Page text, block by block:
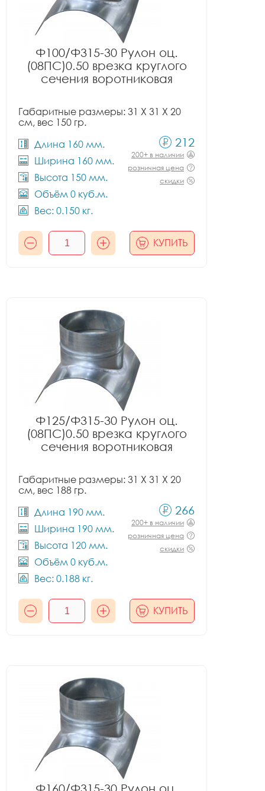
Ф100/Ф315-30 Рулон оц.
(08ПС)0.50 врезка круглого
сечения воротниковая
Габаритные размеры: 31 X 31 X 20
см, вес 150 гр.
Длина 160 мм.
Ширина 160 мм.
Высота 150 мм.
Объём 0 куб.м.
Вес: 0.150 кг.
212
200+ в наличии
розничная цена
скидки
КУПИТЬ
Ф125/Ф315-30 Рулон оц.
(08ПС)0.50 врезка круглого
сечения воротниковая
Габаритные размеры: 31 X 31 X 20
см, вес 188 гр.
Длина 190 мм.
Ширина 190 мм.
Высота 120 мм.
Объём 0 куб.м.
Вес: 0.188 кг.
266
200+ в наличии
розничная цена
скидки
КУПИТЬ
Ф160/Ф315-30 Рулон оц.